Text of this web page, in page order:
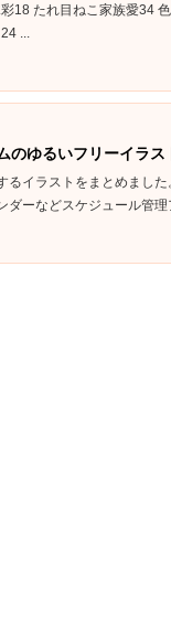
18 たれ目ねこ家族愛34
...
のゆるいフリーイラ
るイラストをまとめまし
ダーなどスケジュール管